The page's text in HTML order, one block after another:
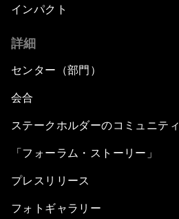
インパクト
詳細
センター（部門）
会合
ステークホルダーのコミュニティ
「フォーラム・ストーリー」
プレスリリース
フォトギャラリー